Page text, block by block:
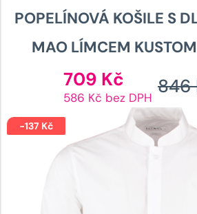
POPELÍNOVÁ KOŠILE S
MAO LÍMCEM KUSTOM
846
709 Kč cena
je:
709 Kč.
586 Kč bez DPH
-137 Kč